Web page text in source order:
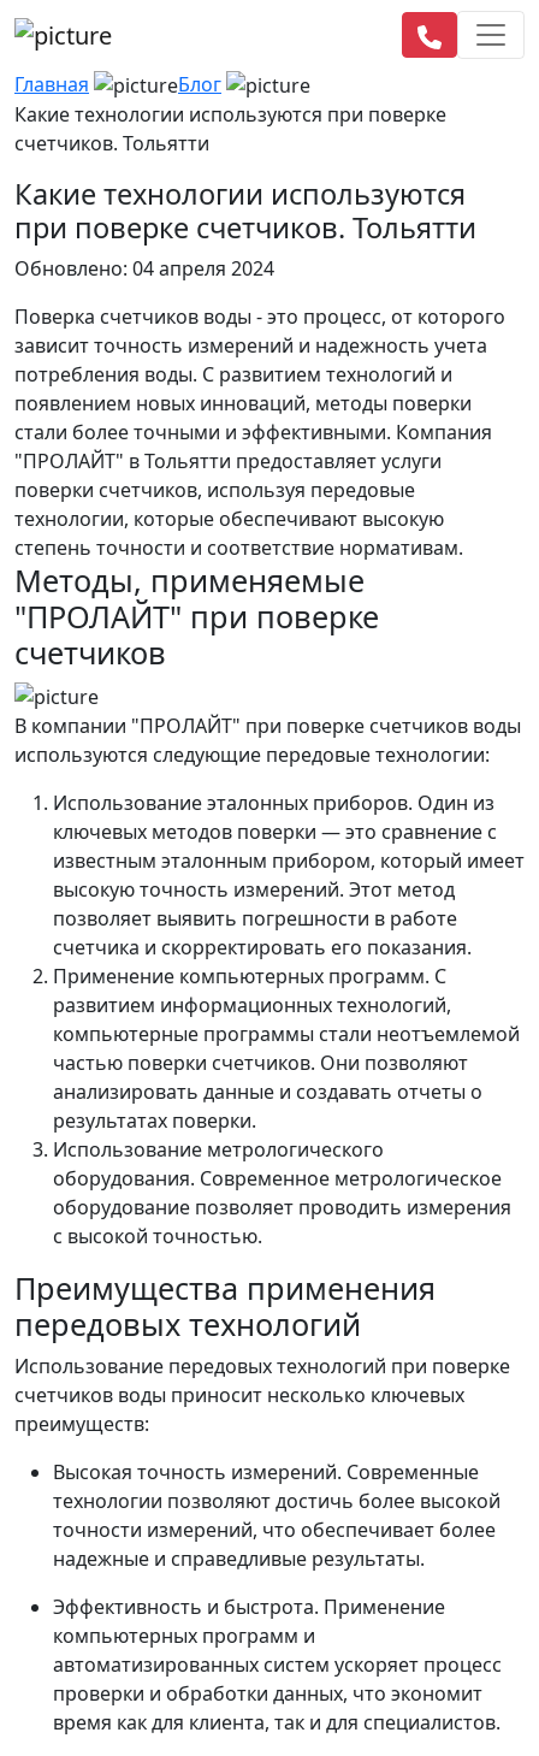
Главная
Блог
Какие технологии используются при поверке
счетчиков. Тольятти
Какие технологии используются
при поверке счетчиков. Тольятти
Обновлено: 04 апреля 2024
Поверка счетчиков воды - это процесс, от которого
зависит точность измерений и надежность учета
потребления воды. С развитием технологий и
появлением новых инноваций, методы поверки
стали более точными и эффективными. Компания
"ПРОЛАЙТ" в Тольятти предоставляет услуги
поверки счетчиков, используя передовые
технологии, которые обеспечивают высокую
степень точности и соответствие нормативам.
Методы, применяемые
"ПРОЛАЙТ" при поверке
счетчиков
В компании "ПРОЛАЙТ" при поверке счетчиков воды
используются следующие передовые технологии:
Использование эталонных приборов. Один из
ключевых методов поверки — это сравнение с
известным эталонным прибором, который имеет
высокую точность измерений. Этот метод
позволяет выявить погрешности в работе
счетчика и скорректировать его показания.
Применение компьютерных программ. С
развитием информационных технологий,
компьютерные программы стали неотъемлемой
частью поверки счетчиков. Они позволяют
анализировать данные и создавать отчеты о
результатах поверки.
Использование метрологического
оборудования. Современное метрологическое
оборудование позволяет проводить измерения
с высокой точностью.
Преимущества применения
передовых технологий
Использование передовых технологий при поверке
счетчиков воды приносит несколько ключевых
преимуществ:
Высокая точность измерений. Современные
технологии позволяют достичь более высокой
точности измерений, что обеспечивает более
надежные и справедливые результаты.
Эффективность и быстрота. Применение
компьютерных программ и
автоматизированных систем ускоряет процесс
проверки и обработки данных, что экономит
время как для клиента, так и для специалистов.